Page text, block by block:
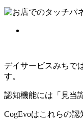
デイサービスみちで
す。
認知機能には「見当
CogEvoはこれらの